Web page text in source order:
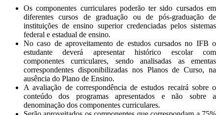
Os componentes curriculares poderão ter sido cursados em
diferentes cursos de graduação ou de pós-graduação de
instituições de ensino superior credenciadas pelos sistemas
federal e estadual de ensino.
No caso de aproveitamento de estudos cursados no IFB o
estudante deverá apresentar histórico escolar com
componentes curriculares, sendo analisadas as ementas
correspondentes disponibilizadas nos Planos de Curso, na
ausência do Plano de Ensino.
A avaliação de correspondência de estudos recairá sobre o
conteúdo dos programas apresentados e não sobre a
denominação dos componentes curriculares.